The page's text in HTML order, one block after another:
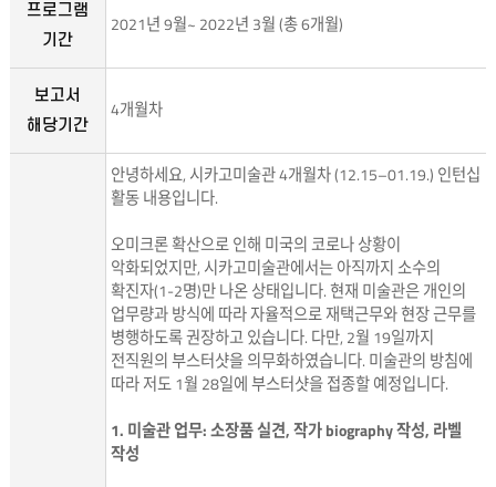
프로그램
기간
2021년 9월~ 2022년 3월 (총 6개월)
보고서
해당기간
4개월차
안녕하세요, 시카고미술관 4개월차 (12.15–01.19.) 인턴십
활동 내용입니다.
오미크론 확산으로 인해 미국의 코로나 상황이
악화되었지만, 시카고미술관에서는 아직까지 소수의
확진자(1-2명)만 나온 상태입니다. 현재 미술관은 개인의
업무량과 방식에 따라 자율적으로 재택근무와 현장 근무를
병행하도록 권장하고 있습니다. 다만, 2월 19일까지
전직원의 부스터샷을 의무화하였습니다. 미술관의 방침에
따라 저도 1월 28일에 부스터샷을 접종할 예정입니다.
1. 미술관 업무: 소장품 실견, 작가 biography 작성, 라벨
작성